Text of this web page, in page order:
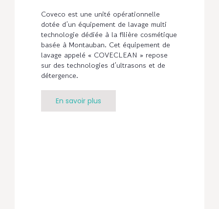
Coveco est une unité opérationnelle
dotée d’un équipement de lavage multi
technologie dédiée à la filière cosmétique
basée à Montauban. Cet équipement de
lavage appelé « COVECLEAN » repose
sur des technologies d’ultrasons et de
détergence.
En savoir plus